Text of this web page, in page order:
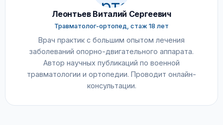
Леонтьев Виталий Сергеевич
Травматолог-ортопед, стаж 18 лет
Врач практик с большим опытом лечения
заболеваний опорно-двигательного аппарата.
Автор научных публикаций по военной
травматологии и ортопедии. Проводит онлайн-
консультации.